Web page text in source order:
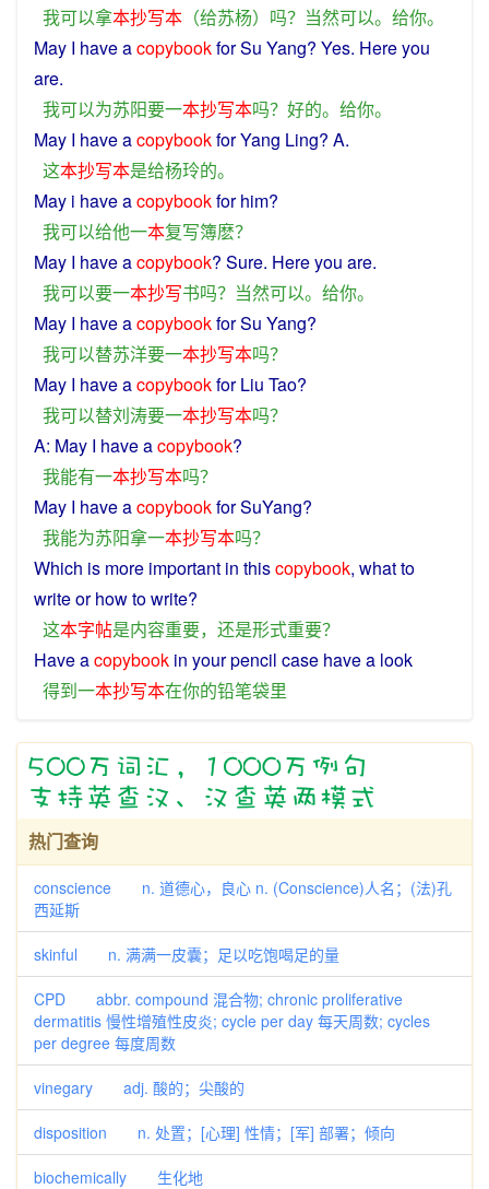
我可以拿本抄写本 （给苏杨）吗？ 当然可以。 给你。
May I haveacopybookforSu Yang? Yes. Hereyou
are.
我可以为苏阳要一本抄写本吗？ 好的。 给你。
May I haveacopybookforYang Ling? A.
这本抄写本是给杨玲的。
May i haveacopybookfor him?
我可以给他一本复写簿麽？
May I haveacopybook? Sure. Hereyou are.
我可以要一本抄写书吗？ 当然可以。 给你。
May I haveacopybookforSu Yang?
我可以替苏洋要一本抄写本吗？
May I haveacopybookforLiu Tao?
我可以替刘涛要一本抄写本吗？
A: May I haveacopybook?
我能有一本抄写本吗？
May I haveacopybookforSuYang?
我能为苏阳拿一本抄写本吗？
Which is more important in thiscopybook, whatto
write or how to write?
这本字帖是内容重要， 还是形式重要？
Haveacopybook in yourpencil case have a look
得到一本抄写本在你的铅笔袋里
热门查询
conscience n. 道德心，良心 n. (Conscience)人名；(法)孔
西延斯
skinful n. 满满一皮囊；足以吃饱喝足的量
CPD abbr. compound 混合物; chronic proliferative
dermatitis 慢性增殖性皮炎; cycle per day 每天周数; cycles
per degree 每度周数
vinegary adj. 酸的；尖酸的
disposition n. 处置；[心理] 性情；[军] 部署；倾向
biochemically 生化地